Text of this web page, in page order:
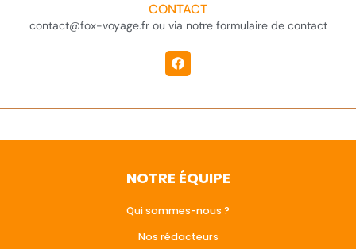
CONTACT
contact@fox-voyage.fr ou via notre formulaire de contact
NOTRE ÉQUIPE
Qui sommes-nous ?
Nos rédacteurs